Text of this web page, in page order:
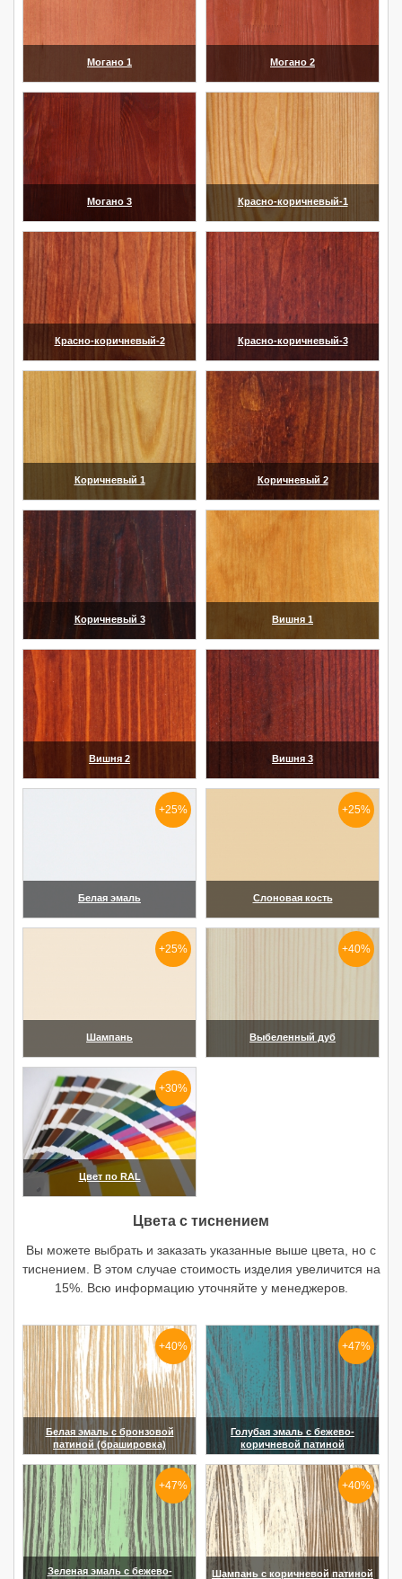
Могано 1
(увеличить)
Могано 2
(увеличить)
Могано 3
(увеличить)
Красно-коричневый-1
(увеличить)
Красно-коричневый-2
(увеличить)
Красно-коричневый-3
(увеличить)
Коричневый 1
(увеличить)
Коричневый 2
(увеличить)
Коричневый 3
(увеличить)
Вишня 1
(увеличить)
Вишня 2
(увеличить)
Вишня 3
(увеличить)
Белая эмаль
(увеличить)
+25%
Слоновая кость
(увеличить)
+25%
Шампань
(увеличить)
+25%
Выбеленный дуб
(увеличить)
+40%
Цвет по RAL
(увеличить)
+30%
Цвета с тиснением
Вы можете выбрать и заказать указанные выше цвета, но с
тиснением. В этом случае стоимость изделия увеличится на
15%. Всю информацию уточняйте у менеджеров.
Белая эмаль с бронзовой
патиной (брашировка)
(увеличить)
+40%
Голубая эмаль с бежево-
коричневой патиной
(увеличить)
+47%
Зеленая эмаль с бежево-
+47%
Шампань с коричневой патиной
+40%